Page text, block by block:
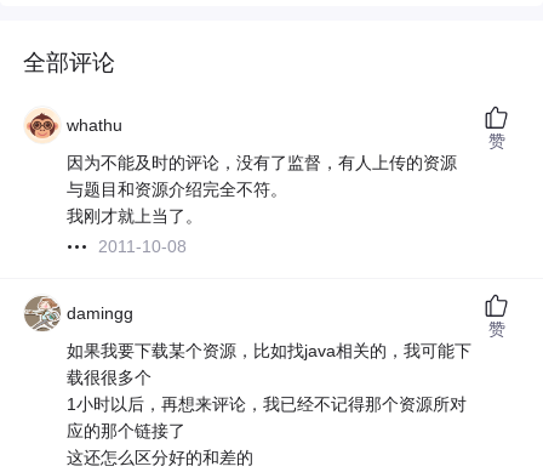
全部评论
whathu
因为不能及时的评论，没有了监督，有人上传的资源
与题目和资源介绍完全不符。
我刚才就上当了。
2011-10-08
赞
damingg
如果我要下载某个资源，比如找java相关的，我可能下
载很很多个
1小时以后，再想来评论，我已经不记得那个资源所对
应的那个链接了
这还怎么区分好的和差的
赞